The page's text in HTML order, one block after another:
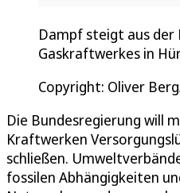
Dampf steigt aus der
Gaskraftwerkes in
Copyright: Oliver
Die Bundesregierung will
Kraftwerken
schließen.
fossilen Abhängigkeiten